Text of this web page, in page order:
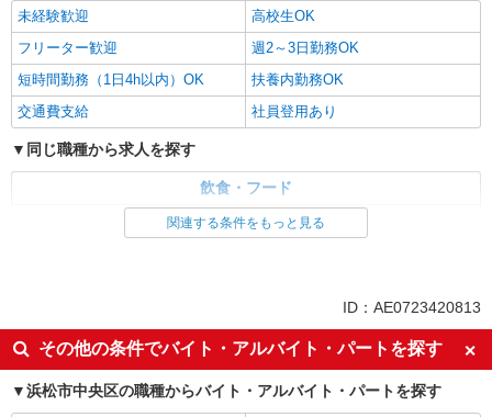
未経験歓迎
高校生OK
フリーター歓迎
週2～3日勤務OK
短時間勤務（1日4h以内）OK
扶養内勤務OK
交通費支給
社員登用あり
同じ職種から求人を探す
飲食・フード
調理・調理補助・調理師
週2～3日勤務OK
短時間勤務（1日4h以内）OK
扶養内勤務OK
交通費支給
社員登用あり
関連する条件をもっと見る
ID：AE0723420813
その他の条件でバイト・アルバイト・パートを探す
浜松市中央区の職種からバイト・アルバイト・パートを探す